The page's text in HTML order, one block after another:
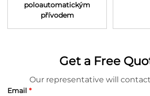
poloautomatickým
přívodem
Get a Free
Our representative will
Email